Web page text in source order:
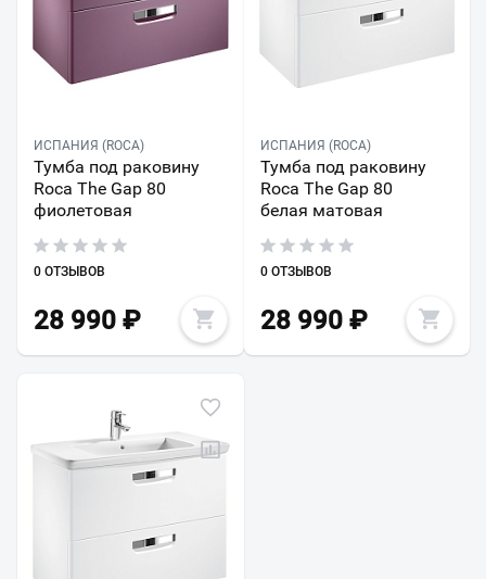
ИСПАНИЯ (ROCA)
Тумба под раковину
Roca The Gap 80
фиолетовая
0 ОТЗЫВОВ
28 990 ₽
ИСПАНИЯ (ROCA)
Тумба под раковину
Roca The Gap 80
белая матовая
0 ОТЗЫВОВ
28 990₽